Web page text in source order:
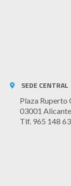
SEDE CENTRAL
Plaza Ruperto
03001 Alicante
Tlf. 965 148